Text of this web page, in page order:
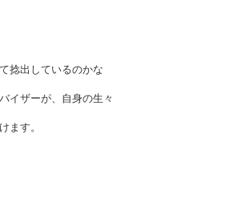
捻出しているのかな
イザーが、自身の生々
ます。